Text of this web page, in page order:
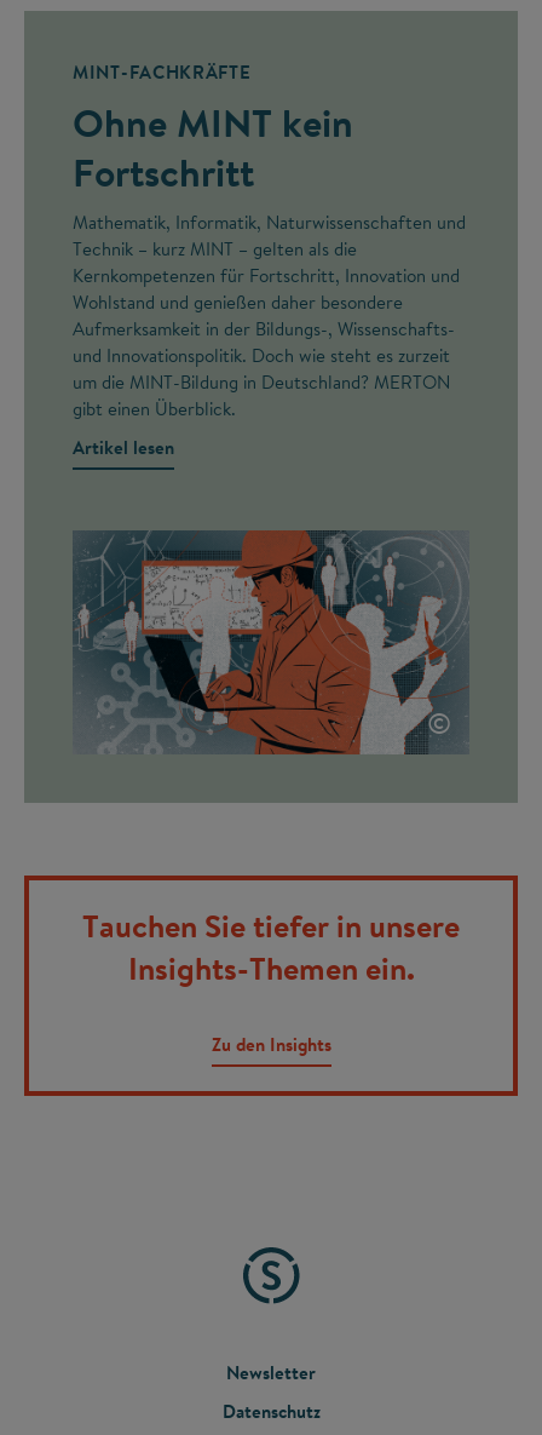
MINT-FACHKRÄFTE
Ohne MINT kein
Fortschritt
Mathematik, Informatik, Naturwissenschaften und
Technik – kurz MINT – gelten als die
Kernkompetenzen für Fortschritt, Innovation und
Wohlstand und genießen daher besondere
Aufmerksamkeit in der Bildungs-, Wissenschafts-
und Innovationspolitik. Doch wie steht es zurzeit
um die MINT-Bildung in Deutschland? MERTON
gibt einen Überblick.
Artikel lesen
©
Tauchen Sie tiefer in unsere
Insights-Themen ein.
Zu den Insights
FOOTER
MENU
Newsletter
Datenschutz